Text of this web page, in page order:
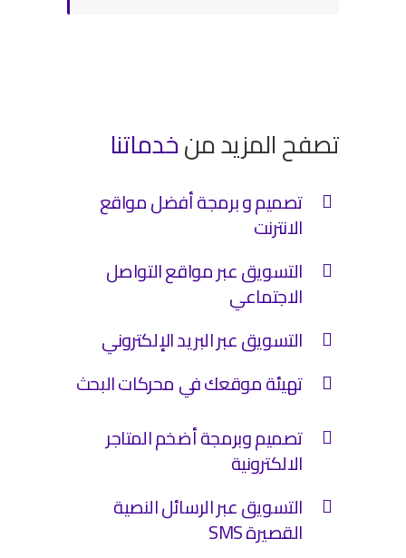
تصفح المزيد منخدماتنا
تصميم و برمجة أفضل مواقع
الانترنت
التسويق عبر مواقع التواصل
الاجتماعي
التسويق عبر البريد الإلكتروني
تهيئة موقعك في محركات البحث
تصميم وبرمجة أضخم المتاجر
الالكترونية
التسويق عبر الرسائل النصية
القصيرة SMS